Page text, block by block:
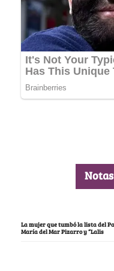
La mujer que tumbó la lista del
María del Mar Pizarro y “Lalis